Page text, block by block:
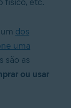
dos
uma
são as
ou usar